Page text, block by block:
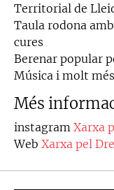
Territorial de
Taula rodona
cures
Berenar popular
Música i molt més
Més
instagram Xarxa
Web Xarxa pel